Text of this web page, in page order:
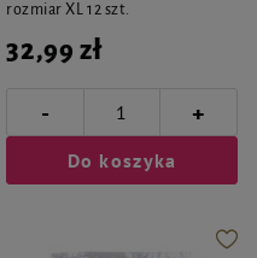
rozmiar XL 12 szt.
32,99 zł
- +
Do koszyka